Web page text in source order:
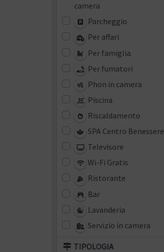
camera
Parcheggio
Per affari
Per famiglia
Per fumatori
Phon in camera
Piscina
Riscaldamento
SPA Centro Benessere
Televisore
Wi-Fi Gratis
Ristorante
Bar
Lavanderia
Servizio in camera
TIPOLOGIA